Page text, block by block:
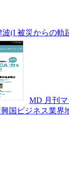
波(I 被災からの
MD 月刊
国ビジネス業界